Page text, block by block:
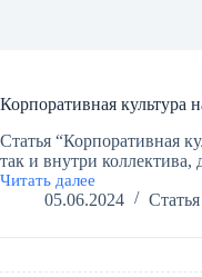
Корпоративная культура
Статья “Корпоративная
так и внутри
Читать далее
Корпоративная
культура05.06.2024 Статья